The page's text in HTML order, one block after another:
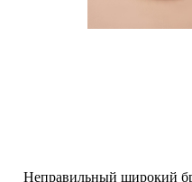
Неправильный широкий